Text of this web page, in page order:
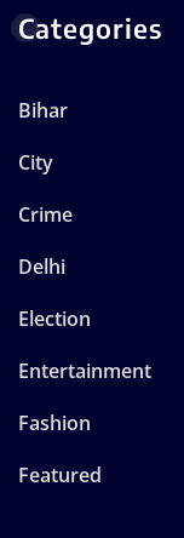
Categories
Bihar
City
Crime
Delhi
Election
Entertainment
Fashion
Featured